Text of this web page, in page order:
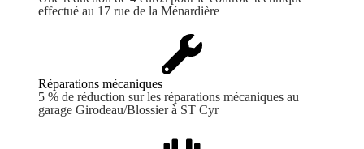
effectué au 17 rue de la Ménardière
Réparations mécaniques
5 % de réduction sur les réparations mécaniques au
garage Girodeau/Blossier à ST Cyr